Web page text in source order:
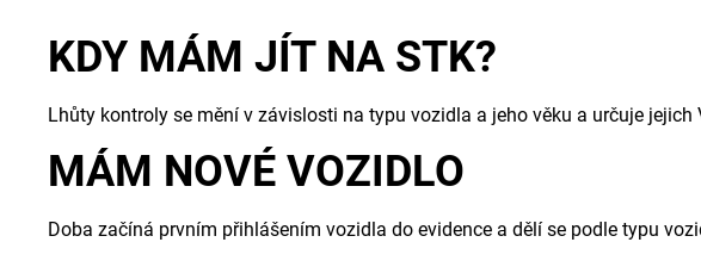
KDY MÁM JÍT NA STK?
Lhůty kontroly se mění v závislosti na typu vozidla a jeho věku a určuje
MÁM NOVÉ VOZIDLO
Doba začíná prvním přihlášením vozidla do evidence a dělí se podle typu